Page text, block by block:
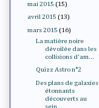
mai 2015 (15)
avril 2015 (13)
mars 2015 (16)
La matière noire
dévoilée dans les
collisions d'am...
Quizz Astro n°2
Des plans de galaxies
étonnants
découverts au
sein...